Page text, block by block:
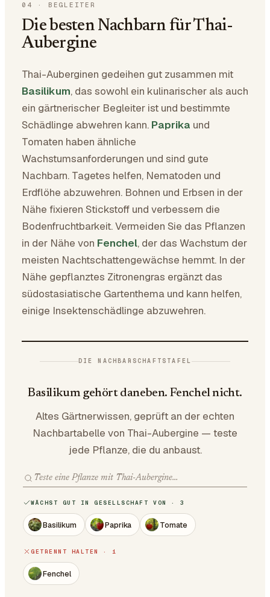
04 · BEGLEITER
Die besten Nachbarn für Thai-
Aubergine
Thai-Auberginen gedeihen gut zusammen mit
Basilikum, das sowohl ein kulinarischer als auch
ein gärtnerischer Begleiter ist und bestimmte
Schädlinge abwehren kann. Paprika und
Tomaten haben ähnliche
Wachstumsanforderungen und sind gute
Nachbarn. Tagetes helfen, Nematoden und
Erdflöhe abzuwehren. Bohnen und Erbsen in der
Nähe fixieren Stickstoff und verbessern die
Bodenfruchtbarkeit. Vermeiden Sie das Pflanzen
in der Nähe von Fenchel, der das Wachstum der
meisten Nachtschattengewächse hemmt. In der
Nähe gepflanztes Zitronengras ergänzt das
südostasiatische Gartenthema und kann helfen,
einige Insektenschädlinge abzuwehren.
DIE NACHBARSCHAFTSTAFEL
Basilikum gehört daneben. Fenchel nicht.
Altes Gärtnerwissen, geprüft an der echten
Nachbartabelle von Thai-Aubergine — teste
jede Pflanze, die du anbaust.
WÄCHST GUT IN GESELLSCHAFT VON · 3
Basilikum Paprika Tomate
GETRENNT HALTEN · 1
Fenchel